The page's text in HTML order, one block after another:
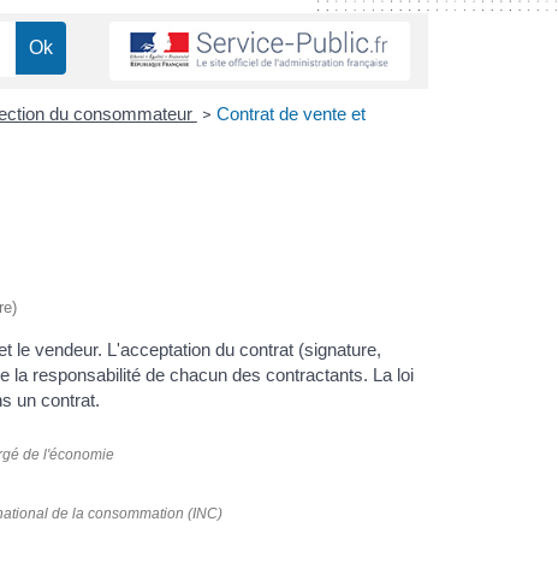
du consommateur > Contrat de vente et
le vendeur. L'acceptation du contrat (signature,
la responsabilité de chacun des contractants. La loi
un contrat.
de l'économie
de la consommation (INC)